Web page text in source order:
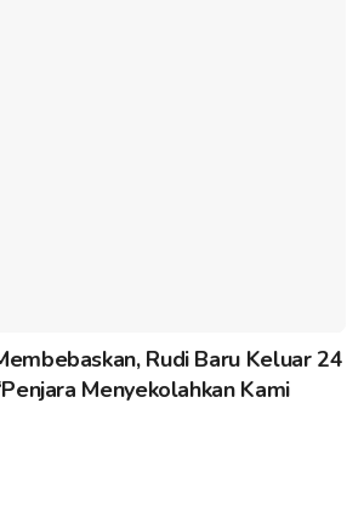
Rudi Baru Keluar 24
Menyekolahkan Kami